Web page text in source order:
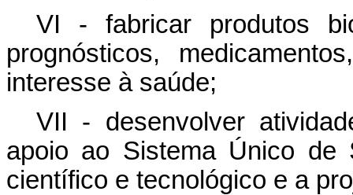
VI - fabricar produtos
prognósticos,
interesse à saúde;
VII - desenvolver
apoio ao Sistema Único de
científico e tecnológico e a